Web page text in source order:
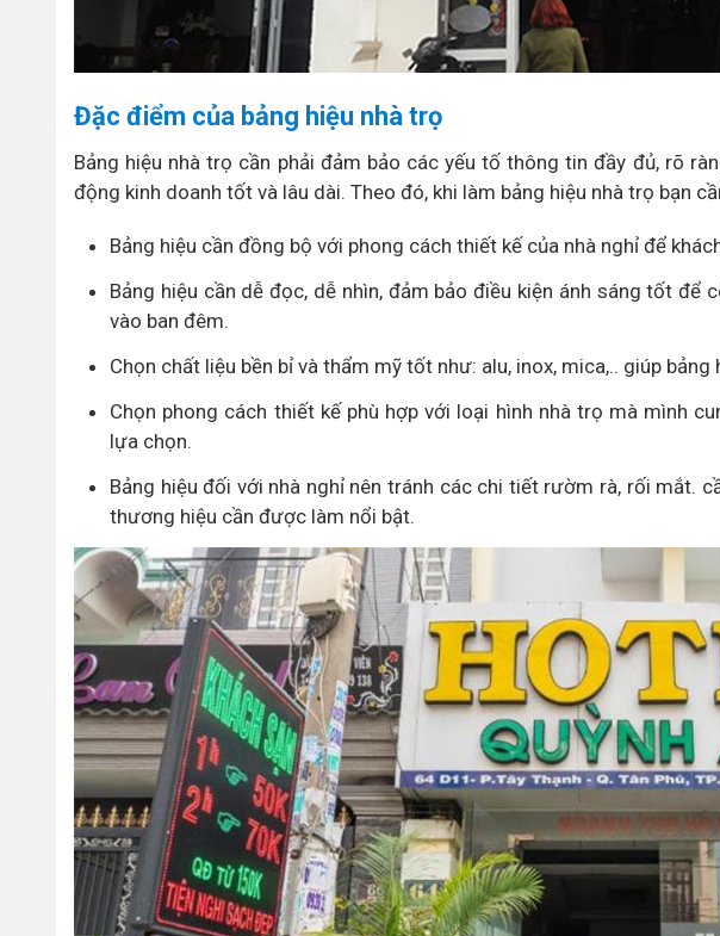
Đặc điểm của bảng hiệu nhà trọ
Bảng hiệu nhà trọ cần phải đảm bảo các yếu tố thông tin đầy đủ, rõ
động kinh doanh tốt và lâu dài. Theo đó, khi làm bảng hiệu nhà trọ bạn
Bảng hiệu cần đồng bộ với phong cách thiết kế của nhà nghỉ để
Bảng hiệu cần dễ đọc, dễ nhìn, đảm bảo điều kiện ánh sáng tốt để
vào ban đêm.
Chọn chất liệu bền bỉ và thẩm mỹ tốt như: alu, inox, mica,.. giúp bảng
Chọn phong cách thiết kế phù hợp với loại hình nhà trọ mà mình
lựa chọn.
Bảng hiệu đối với nhà nghỉ nên tránh các chi tiết rườm rà, rối mắt.
thương hiệu cần được làm nổi bật.